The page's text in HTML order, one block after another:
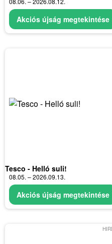
Akciós újság megtekintése
Tesco - Helló suli!
08.05. – 2026.09.13.
Akciós újság megtekintése